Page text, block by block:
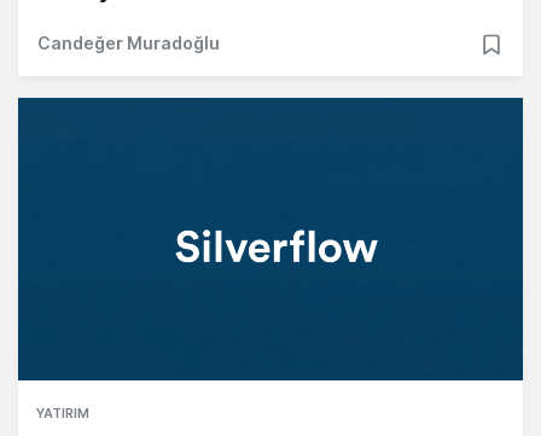
Candeğer Muradoğlu
YATIRIM